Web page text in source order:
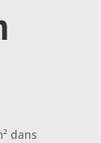
dans